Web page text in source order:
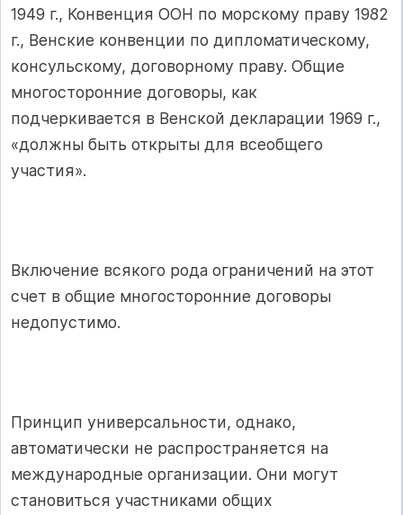
1949 г., Конвенция ООН по морскому праву 1982
г., Венские конвенции по дипломатическому,
консульскому, договорному праву. Общие
многосторонние договоры, как
подчеркивается в Венской декларации 1969 г.,
«должны быть открыты для всеобщего
участия».
Включение всякого рода ограничений на этот
счет в общие многосторонние договоры
недопустимо.
Принцип универсальности, однако,
автоматически не распространяется на
международные организации. Они могут
становиться участниками общих